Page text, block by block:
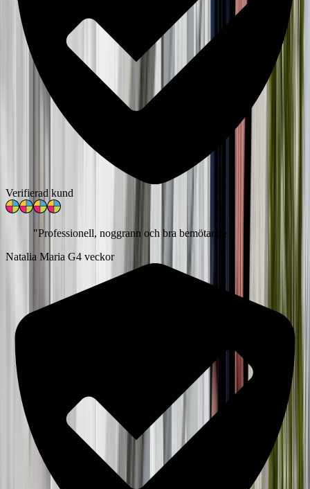
Verifierad kund
"Professionell, noggrann och bra bemötande
Natalia Maria G4 veckor